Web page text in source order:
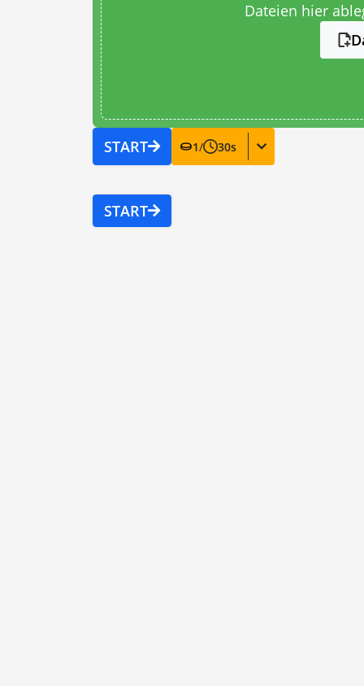
Dateien hier
START 1/ 30s
START